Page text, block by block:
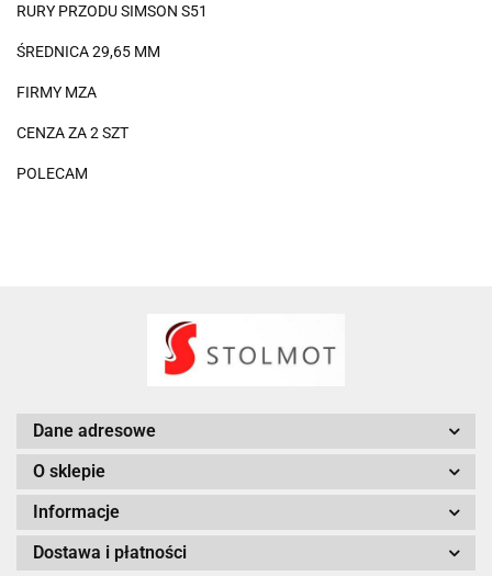
RURY PRZODU SIMSON S51
ŚREDNICA 29,65 MM
FIRMY MZA
CENZA ZA 2 SZT
POLECAM
Dane adresowe
O sklepie
Informacje
Dostawa i płatności